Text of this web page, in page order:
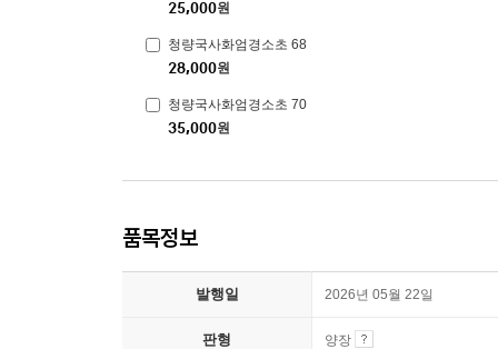
25,000원
청량국사화엄경소초 68
28,000원
청량국사화엄경소초 70
35,000원
품목정보
발행일 2026년 05월 22일
판형 양장